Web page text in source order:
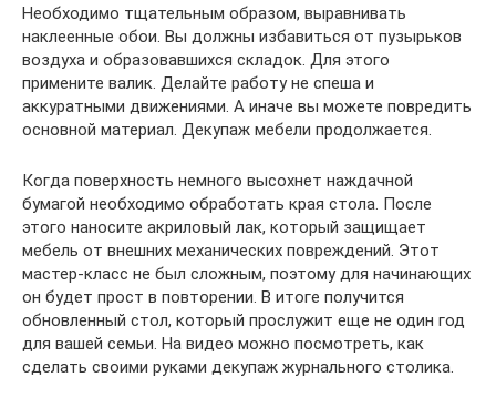
Необходимо тщательным образом, выравнивать
наклеенные обои. Вы должны избавиться от пузырьков
воздуха и образовавшихся складок. Для этого
примените валик. Делайте работу не спеша и
аккуратными движениями. А иначе вы можете повредить
основной материал. Декупаж мебели продолжается.
Когда поверхность немного высохнет наждачной
бумагой необходимо обработать края стола. После
этого наносите акриловый лак, который защищает
мебель от внешних механических повреждений. Этот
мастер-класс не был сложным, поэтому для начинающих
он будет прост в повторении. В итоге получится
обновленный стол, который прослужит еще не один год
для вашей семьи. На видео можно посмотреть, как
сделать своими руками декупаж журнального столика.